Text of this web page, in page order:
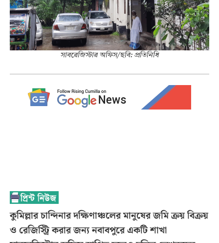
সাবরেজিস্টার অফিস/ছবি: প্রতিনিধি
কুমিল্লার চান্দিনার দক্ষিণাঞ্চলের মানুষের জমি ক্রয় বিক্রয়
ও রেজিস্ট্রি করার জন্য নবাবপুরে একটি শাখা